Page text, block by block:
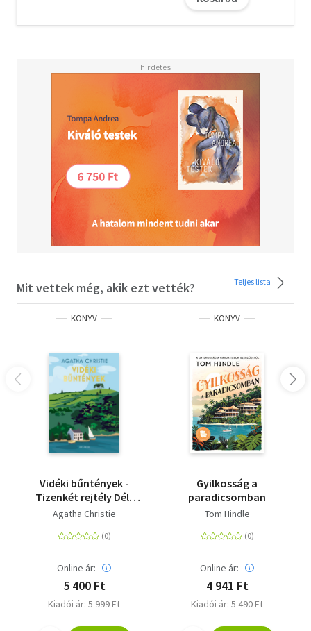
Olvasd el mások véleményét is!
Mit vettek még, akik ezt vették? Teljes lista
KÖNYV
Vidéki bűntények -
Tizenkét rejtély Dél-
Angliából
Agatha Christie
Online ár:
5 400 Ft
Kiadói ár: 5 999 Ft
KÖNYV
Gyilkosság a
paradicsomban
Tom Hindle
Online ár:
4 941 Ft
Kiadói ár: 5 490 Ft